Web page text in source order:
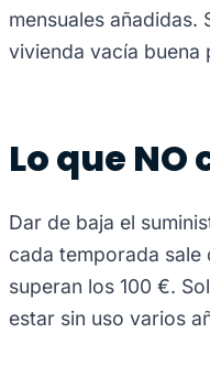
mensuales añadidas.
vivienda vacía buena
Lo que
Dar de baja el
cada temporada
superan los 100 €.
estar sin uso varios